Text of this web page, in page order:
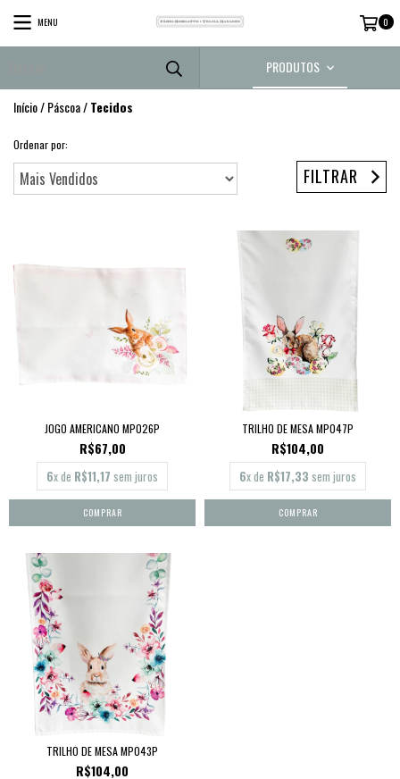
MENU 0
PRODUTOS
Início/Páscoa/Tecidos
Ordenar por:
FILTRAR
JOGO AMERICANO MP026P
R$67,00
6x de R$11,17 sem juros
TRILHO DE MESA MP047P
R$104,00
6x de R$17,33 sem juros
TRILHO DE MESA MP043P
R$104,00